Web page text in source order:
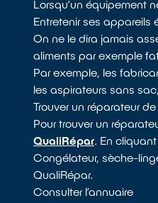
Lorsqu’un équipement
Entretenir ses appareils
On ne le dira jamais
aliments par exemple
Par exemple, les
les aspirateurs sans
Trouver un réparateur
Pour trouver un
QualiRépar. En
Congélateur, sèche-
QualiRépar.
Consulter l’annuaire